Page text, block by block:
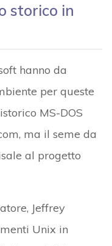
storico in
hanno da
per queste
MS-DOS
ma il seme da
al progetto
Jeffrey
Unix in